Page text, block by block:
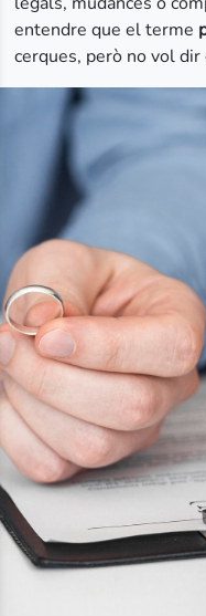
entendre que el terme
cerques, però no vol